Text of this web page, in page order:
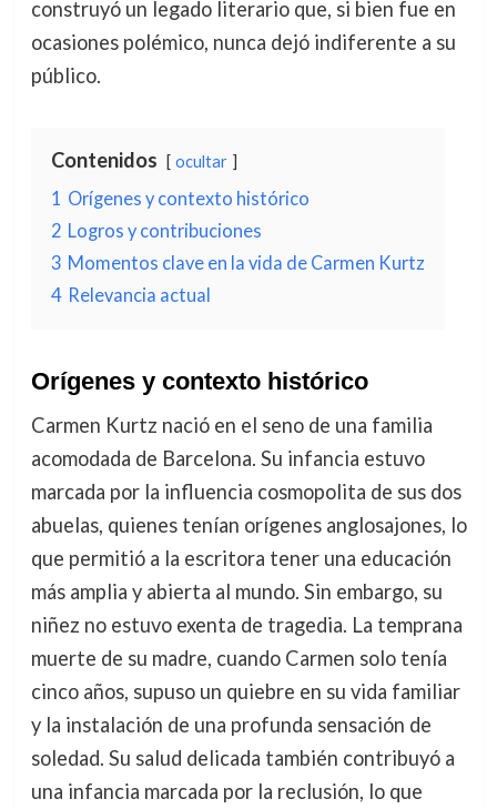
construyó un legado literario que, si bien fue en
ocasiones polémico, nunca dejó indiferente a su
público.
Contenidos ocultar
1 Orígenes y contexto histórico
2 Logros y contribuciones
3 Momentos clave en la vida de Carmen Kurtz
4 Relevancia actual
Orígenes y contexto histórico
Carmen Kurtz nació en el seno de una familia
acomodada de Barcelona. Su infancia estuvo
marcada por la influencia cosmopolita de sus dos
abuelas, quienes tenían orígenes anglosajones, lo
que permitió a la escritora tener una educación
más amplia y abierta al mundo. Sin embargo, su
niñez no estuvo exenta de tragedia. La temprana
muerte de su madre, cuando Carmen solo tenía
cinco años, supuso un quiebre en su vida familiar
y la instalación de una profunda sensación de
soledad. Su salud delicada también contribuyó a
una infancia marcada por la reclusión, lo que